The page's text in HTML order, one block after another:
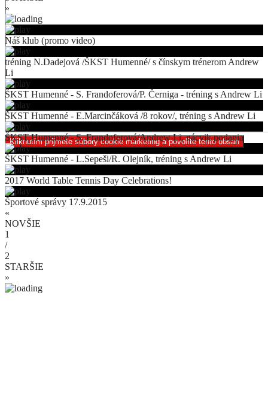
Kliknutím prijmete súbory cookie marketing a povolíte tento obsah
»
Náš klub (promo video)
tréning N.Dadejová /ŠKST Humenné/ s čínskym trénerom Andrew
Li
ŠKST Humenné - S. Frandoferová/P. Černiga - tréning s Andrew Li
ŠKST Humenné - E.Marcinčáková /8 rokov/, tréning s Andrew Li
ŠKST Humenné - S. Frandoferová/Andrew Li, nácvik podania
ŠKST Humenné - L.Sepeši/R. Olejník, tréning s Andrew Li
2017 World Table Tennis Day Celebrations!
Športové správy 17.9.2015
«
NOVŠIE
1
/
2
STARŠIE
»